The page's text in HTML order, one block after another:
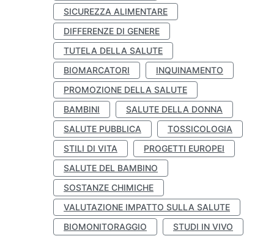
SICUREZZA ALIMENTARE
DIFFERENZE DI GENERE
TUTELA DELLA SALUTE
BIOMARCATORI
INQUINAMENTO
PROMOZIONE DELLA SALUTE
BAMBINI
SALUTE DELLA DONNA
SALUTE PUBBLICA
TOSSICOLOGIA
STILI DI VITA
PROGETTI EUROPEI
SALUTE DEL BAMBINO
SOSTANZE CHIMICHE
VALUTAZIONE IMPATTO SULLA SALUTE
BIOMONITORAGGIO
STUDI IN VIVO